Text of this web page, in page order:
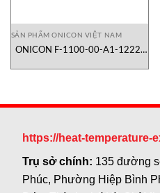
SẢN PHẨM ONICON VIỆT NAM
ONICON F-1100-00-A1-1222-
insertion
https://heat-temperature-
Trụ sở chính: 135 đường
Phúc, Phường Hiệp Bình